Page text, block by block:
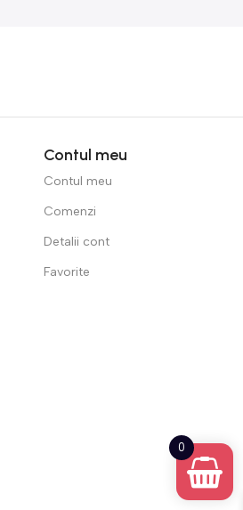
Contul meu
Contul meu
Comenzi
Detalii cont
Favorite
0